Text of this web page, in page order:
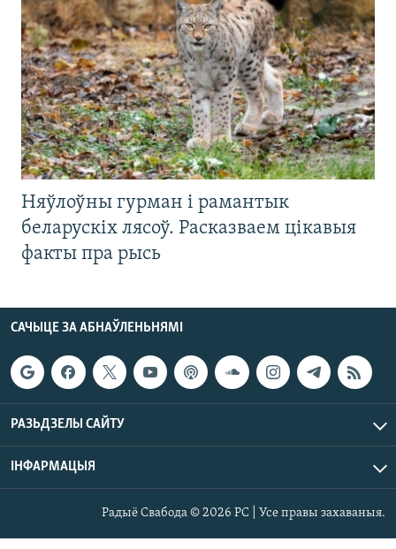
Няўлоўны гурман і рамантык
беларускіх лясоў. Расказваем цікавыя
факты пра рысь
САЧЫЦЕ ЗА АБНАЎЛЕНЬНЯМІ
РАЗЬДЗЕЛЫ САЙТУ
ІНФАРМАЦЫЯ
Радыё Свабода © 2026 РС | Усе правы захаваныя.